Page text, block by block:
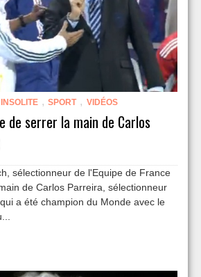
INSOLITE , SPORT , VIDÉOS
de serrer la main de Carlos
sélectionneur de l'Equipe de France
de Carlos Parreira, sélectionneur
a été champion du Monde avec le